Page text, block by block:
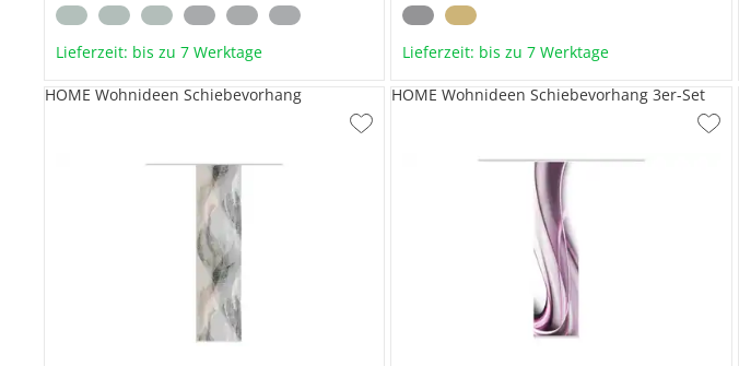
Lieferzeit: bis zu 7 Werktage Lieferzeit: bis zu 7 Werktage
HOME Wohnideen Schiebevorhang HOME Wohnideen Schiebevorhang 3er-Set